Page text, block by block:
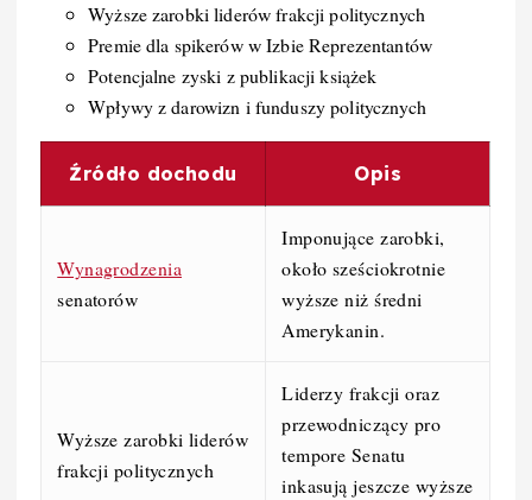
Wyższe zarobki liderów frakcji politycznych
Premie dla spikerów w Izbie Reprezentantów
Potencjalne zyski z publikacji książek
Wpływy z darowizn i funduszy politycznych
Źródło dochodu Opis
Wynagrodzenia
senatorów
Imponujące zarobki,
około sześciokrotnie
wyższe niż średni
Amerykanin.
Wyższe zarobki liderów
frakcji politycznych
Liderzy frakcji oraz
przewodniczący pro
tempore Senatu
inkasują jeszcze wyższe